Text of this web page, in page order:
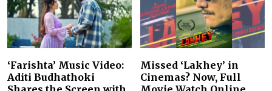
‘Farishta’ Music Video:
Aditi Budhathoki
Missed ‘Lakhey’ in
Cinemas? Now, Full